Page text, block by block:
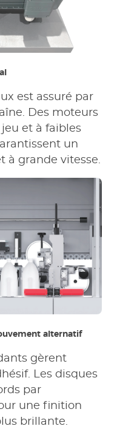
est assuré par
Des moteurs
et à faibles
un
à grande vitesse.
alternatif
gèrent
Les disques
par
une finition
brillante.